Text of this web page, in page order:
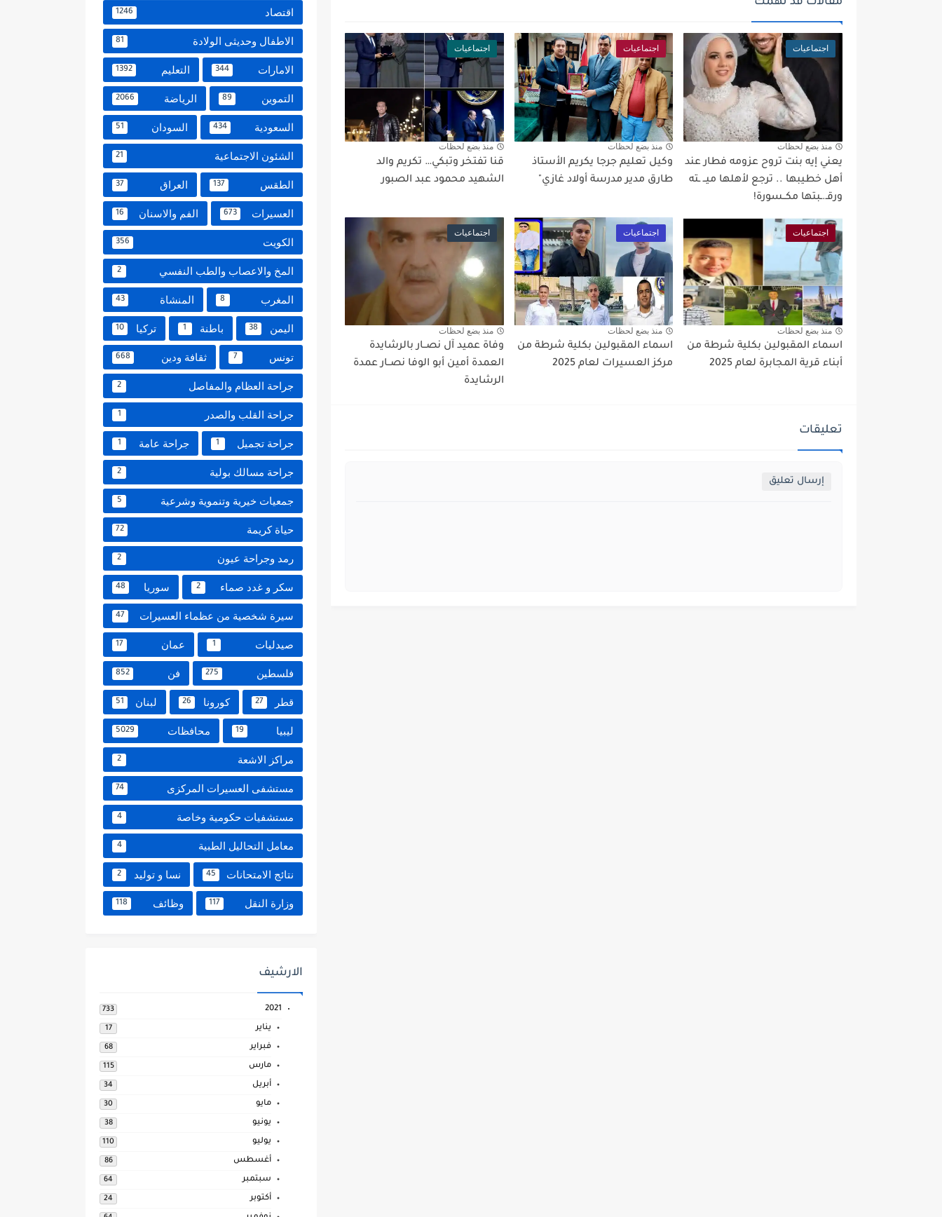
اجتماعيات
منذ بضع لحظات
يعني إيه بنت تروح عزومه فطار عند
أهل خطيبها .. ترجع لأهلها ميــ ـته
ورقـ.ـبتها مكــسورة!
اجتماعيات
منذ بضع لحظات
وكيل تعليم جرجا يكريم الأستاذ
طارق مدير مدرسة أولاد غازي"
اجتماعيات
منذ بضع لحظات
قنا تفتخر وتبكي… تكريم والد
الشهيد محمود عبد الصبور
اجتماعيات
منذ بضع لحظات
اسماء المقبولين بكلية شرطة من
أبناء قرية المجابرة لعام 2025
اجتماعيات
منذ بضع لحظات
اسماء المقبولين بكلية شرطة من
مركز العسيرات لعام 2025
اجتماعيات
منذ بضع لحظات
وفاة عميد آل نصــار بالرشايدة
العمدة أمين أبو الوفا نصــار عمدة
الرشايدة
تعليقات
إرسال تعليق
اقتصاد 1246
الاطفال وحديثى الولادة 81
الامارات 344 التعليم 1392
التموين 89 الرياضة 2066
السعودية 434 السودان 51
الشئون الاجتماعية 21
الطقس 137 العراق 37
العسيرات 673 الفم والاسنان 16
الكويت 356
المخ والاعصاب والطب النفسي 2
المغرب 8 المنشاة 43
اليمن 38 باطنة 1 تركيا 10
تونس 7 ثقافة ودين 668
جراحة العظام والمفاصل 2
جراحة القلب والصدر 1
جراحة تجميل 1 جراحة عامة 1
جراحة مسالك بولية 2
جمعيات خيرية وتنموية وشرعية 5
حياة كريمة 72
رمد وجراحة عيون 2
سكر و غدد صماء 2 سوريا 48
سيرة شخصية من عظماء العسيرات 47
صيدليات 1 عمان 17
فلسطين 275 فن 852
قطر 27 كورونا 26 لبنان 51
ليبيا 19 محافظات 5029
مراكز الاشعة 2
مستشفى العسيرات المركزى 74
مستشفيات حكومية وخاصة 4
معامل التحاليل الطبية 4
نتائج الامتحانات 45 نسا و توليد 2
وزارة النقل 117 وظائف 118
الارشيف
2021
733
يناير 17
فبراير 68
مارس 115
أبريل 34
مايو 30
يونيو 38
يوليو 110
أغسطس 86
سبتمبر 64
أكتوبر 24